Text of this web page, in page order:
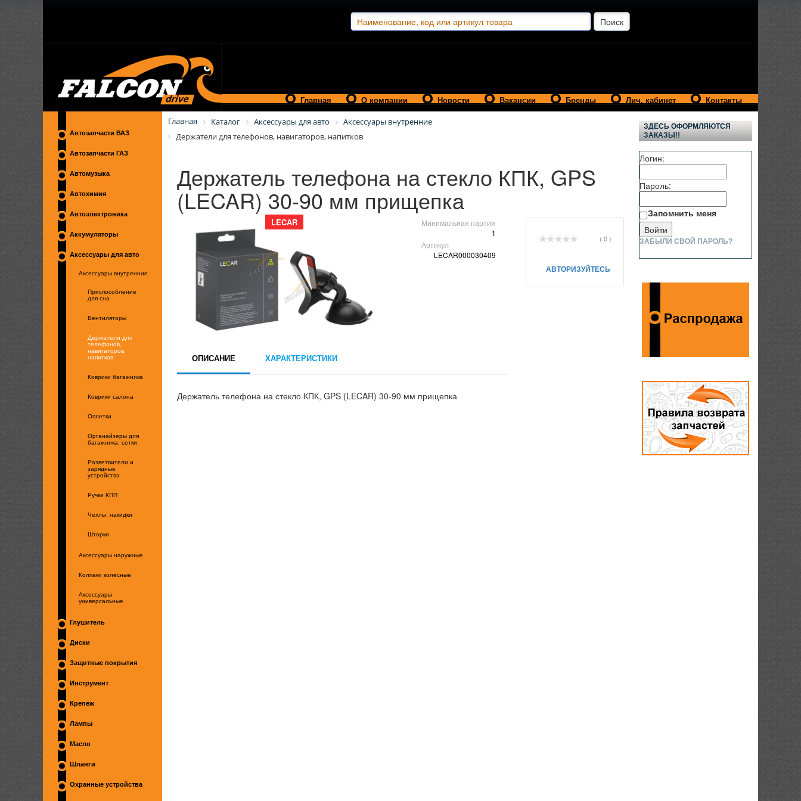
Главная О компании Новости Вакансии Бренды Лич. кабинет Контакты
Автозапчасти ВАЗ
Автозапчасти ГАЗ
Автомузыка
Автохимия
Автоэлектроника
Аккумуляторы
Аксессуары для авто
Аксессуары внутренние
Приспособление
для сна
Вентиляторы
Держатели для
телефонов,
навигаторов,
напитков
Коврики багажника
Коврики салона
Оплетки
Органайзеры для
багажника, сетки
Разветвители и
зарядные
устройства
Ручки КПП
Чехлы, накидки
Шторки
Аксессуары наружные
Колпаки колёсные
Аксессуары
универсальные
Глушитель
Диски
Защитные покрытия
Инструмент
Крепеж
Лампы
Масло
Шланги
Охранные устройства
Главная Каталог Аксессуары для авто
Аксессуары внутренние
Держатели для телефонов, навигаторов, напитков
Держатель телефона на стекло КПК, GPS
(LECAR) 30-90 мм прищепка
LECAR
Минимальная партия
1
Артикул
LECAR000030409
( 0 )
АВТОРИЗУЙТЕСЬ
ОПИСАНИЕ ХАРАКТЕРИСТИКИ
Держатель телефона на стекло КПК, GPS (LECAR) 30-90 мм прищепка
ЗДЕСЬ ОФОРМЛЯЮТСЯ
ЗАКАЗЫ!!
Логин:
Пароль:
Запомнить меня
ЗАБЫЛИ СВОЙ ПАРОЛЬ?